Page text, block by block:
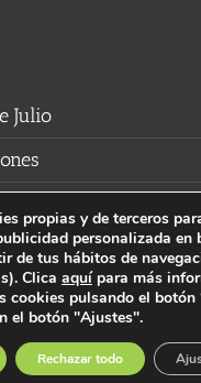
Julio
| Información legal y privacidad
porStudi7
YouTubeInstagramSpotify
social
propias y de terceros
personalizada en
de tus hábitos de
Clica aquípara más
cookies pulsando el botón
el botón "Ajustes".
Rechazar todo